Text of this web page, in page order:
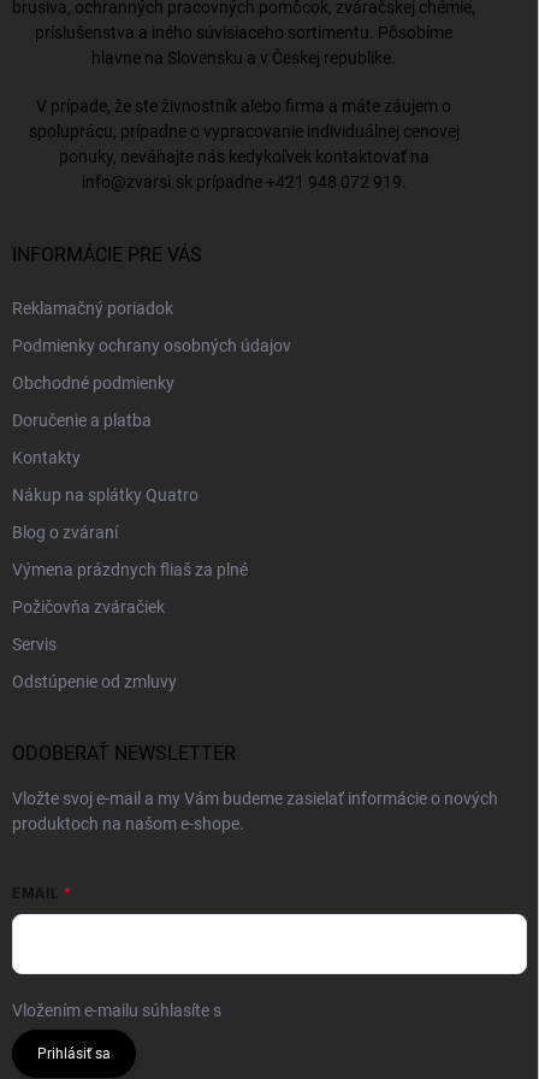
brusiva, ochranných pracovných pomôcok, zváračskej chémie,
príslušenstva a iného súvisiaceho sortimentu. Pôsobíme
hlavne na Slovensku a v Českej republike.
V prípade, že ste živnostník alebo firma a máte záujem o
spoluprácu, prípadne o vypracovanie individuálnej cenovej
ponuky, neváhajte nás kedykoľvek kontaktovať na
info@zvarsi.sk prípadne +421 948 072 919
INFORMÁCIE PRE VÁS
Reklamačný poriadok
Podmienky ochrany osobných údajov
Obchodné podmienky
Doručenie a platba
Kontakty
Nákup na splátky Quatro
Blog o zváraní
Výmena prázdnych fliaš za plné
Požičovňa zváračiek
Servis
Odstúpenie od zmluvy
ODOBERAŤ NEWSLETTER
Vložte svoj e-mail a my Vám budeme zasielať informácie o nových
produktoch na našom e-shope.
EMAIL
Vložením e-mailu súhlasíte s
Prihlásiť sa